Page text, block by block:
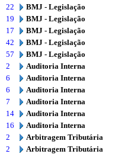
22
BMJ - Legislação
19
BMJ - Legislação
17
BMJ - Legislação
42
BMJ - Legislação
57
BMJ - Legislação
2
Auditoria Interna
6
Auditoria Interna
6
Auditoria Interna
7
Auditoria Interna
14
Auditoria Interna
16
Auditoria Interna
2
Arbitragem Tributária
2
Arbitragem Tributária